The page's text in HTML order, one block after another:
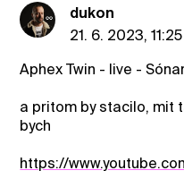
dukon
21. 6. 2023, 11:25
Aphex Twin - live -
a pritom by stacilo, mit
bych
https://